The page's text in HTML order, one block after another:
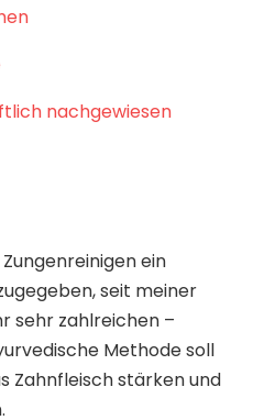
nachgewiesen
ein
seit meiner
sehr zahlreichen –
Methode soll
Zahnfleisch stärken und